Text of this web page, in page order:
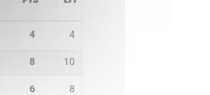
4 4
8 10
6 8